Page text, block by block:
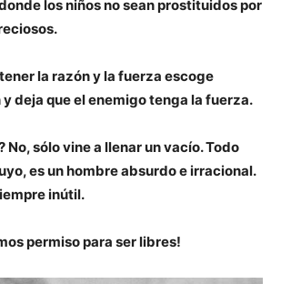
los niños no sean prostituidos por
la razón y la fuerza escoge
deja que el enemigo tenga la fuerza.
No, sólo vine a llenar un vacío. Todo
es un hombre absurdo e irracional.
inútil.
permiso para ser libres!